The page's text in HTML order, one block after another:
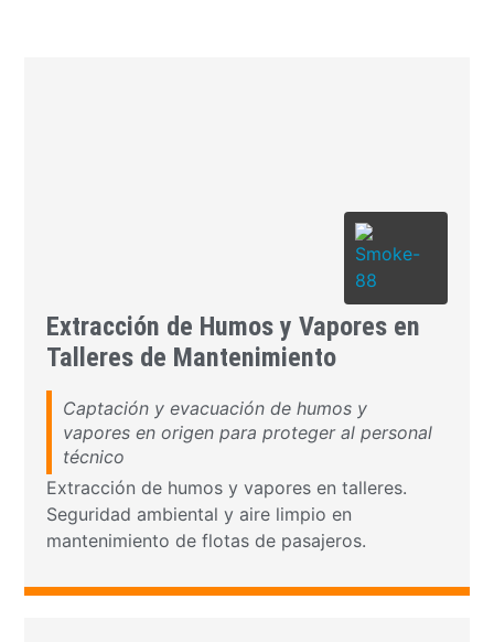
Extracción de Humos y Vapores en
Talleres de Mantenimiento
Captación y evacuación de humos y
vapores en origen para proteger al personal
técnico
Extracción de humos y vapores en talleres.
Seguridad ambiental y aire limpio en
mantenimiento de flotas de pasajeros.